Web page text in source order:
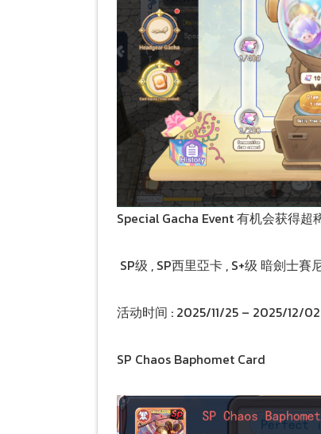
Special Gacha Event 有机会获得超
SP级 , SP西里亞卡 , S+级 暗劍士賽
活动时间 : 2025/11/25 – 2025/12/
SP Chaos Baphomet Card